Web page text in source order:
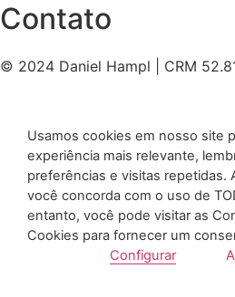
Contato
© 2024 Daniel Hampl | CRM
Usamos cookies em nosso site
experiência mais relevante,
preferências e visitas repetidas.
você concorda com o uso de
entanto, você pode visitar as
Cookies para fornecer um
Configurar